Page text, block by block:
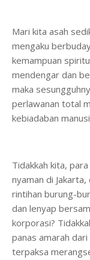
Mari kita asah
mengaku
kemampuan
mendengar dan
maka
perlawanan total
kebiadaban
Tidakkah kita,
nyaman di
rintihan burung-
dan lenyap
korporasi?
panas amarah
terpaksa